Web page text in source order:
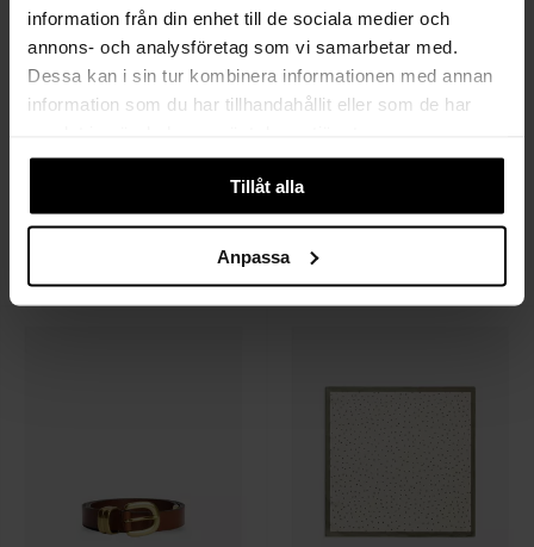
information från din enhet till de sociala medier och
annons- och analysföretag som vi samarbetar med.
Dessa kan i sin tur kombinera informationen med annan
information som du har tillhandahållit eller som de har
Tillåt alla
Anpassa
BY MALENE BIRGER BY MALENE BIRGER
1 599 SEK